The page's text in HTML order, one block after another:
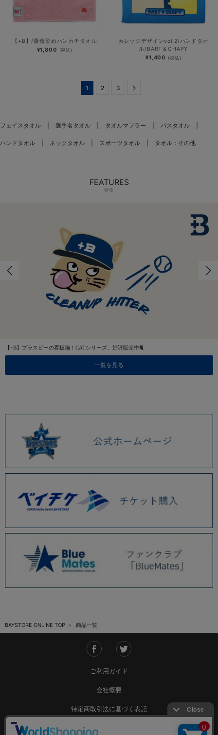
【+B】/薔薇染めハンカチタオル
¥1,800 (税込)
カレッジデザインvol.2/ハンドタオ
ル/BART＆CHAPY
¥1,400 (税込)
1 2 3
フェイスタオル 選手名タオル タオルマフラー バスタオル
ハンドタオル ネックタオル スポーツタオル タオル：その他
FEATURES
特集
【+B】プラスビーの看板猫！CATシリーズ、好評販売中🐈
一覧を見る
BAYSTORE ONLINE TOP 商品一覧
ご利用ガイド
会社概要
特定商取引法に基づく表記
ご利用規約